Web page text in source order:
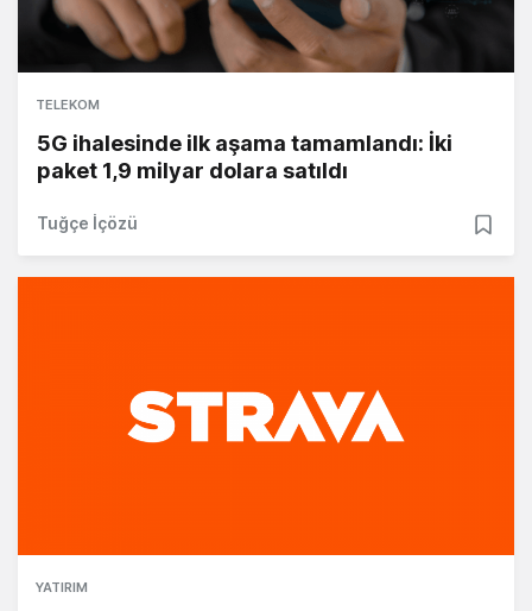
TELEKOM
5G ihalesinde ilk aşama tamamlandı: İki
paket 1,9 milyar dolara satıldı
Tuğçe İçözü
YATIRIM